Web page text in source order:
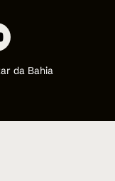
da Bahia